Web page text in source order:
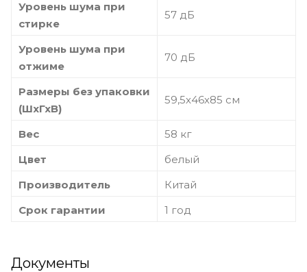
Уровень шума при
стирке
57 дБ
Уровень шума при
отжиме
70 дБ
Размеры без упаковки
(ШхГхВ)
59,5х46х85 см
Вес
58 кг
Цвет
белый
Производитель
Китай
Срок гарантии
1 год
Документы